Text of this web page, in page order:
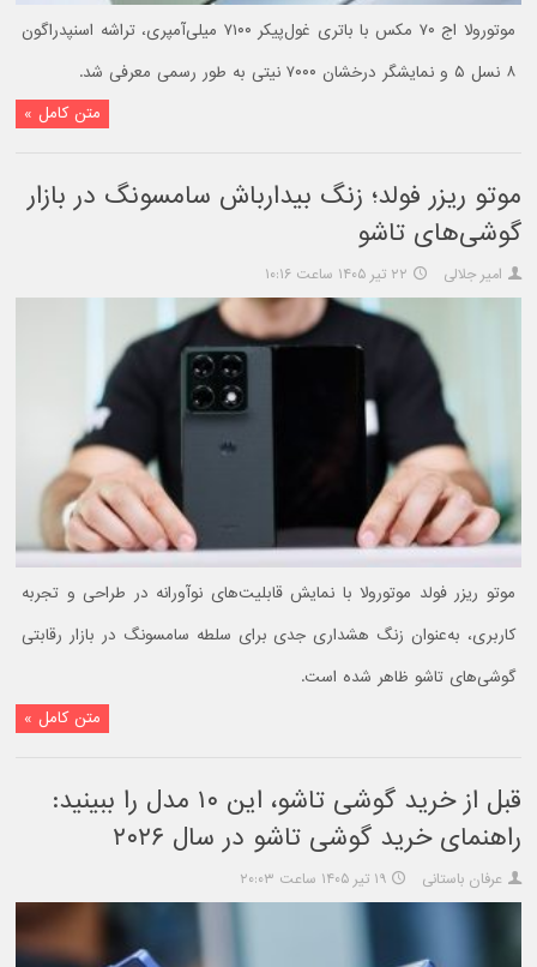
موتورولا اج ۷۰ مکس با باتری غول‌پیکر ۷۱۰۰ میلی‌آمپری، تراشه اسنپدراگون
۸ نسل ۵ و نمایشگر درخشان ۷۰۰۰ نیتی به طور رسمی معرفی شد.
متن کامل »
موتو ریزر فولد؛ زنگ بیدارباش سامسونگ در بازار
گوشی‌های تاشو
امیر جلالی ۲۲ تیر ۱۴۰۵ ساعت ۱۰:۱۶
موتو ریزر فولد موتورولا با نمایش قابلیت‌های نوآورانه در طراحی و تجربه
کاربری، به‌عنوان زنگ هشداری جدی برای سلطه سامسونگ در بازار رقابتی
گوشی‌های تاشو ظاهر شده است.
متن کامل »
قبل از خرید گوشی تاشو، این ۱۰ مدل را ببینید:
راهنمای خرید گوشی تاشو در سال ۲۰۲۶
عرفان باستانی ۱۹ تیر ۱۴۰۵ ساعت ۲۰:۰۳